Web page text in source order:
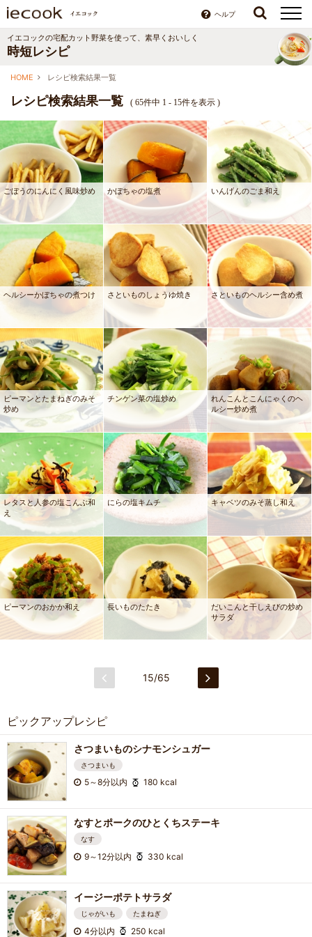
ヘルプ
イエコックの宅配カット野菜を使って、素早くおいしく
時短レシピ
HOME レシピ検索結果一覧
レシピ検索結果一覧 ( 65件中 1 - 15件を表示 )
ごぼうのにんにく風味炒め かぼちゃの塩煮 いんげんのごま和え
ヘルシーかぼちゃの煮つけ さといものしょうゆ焼き さといものヘルシー含め煮
ピーマンとたまねぎのみそ
炒め
チンゲン菜の塩炒め
れんこんとこんにゃくのヘ
ルシー炒め煮
レタスと人参の塩こんぶ和
え
にらの塩キムチ キャベツのみそ蒸し和え
ピーマンのおかか和え 長いものたたき
だいこんと干しえびの炒め
サラダ
15/65
ピックアップレシピ
さつまいものシナモンシュガー
さつまいも
5～8分以内 180 kcal
なすとポークのひとくちステーキ
なす
9～12分以内 330 kcal
イージーポテトサラダ
じゃがいも たまねぎ
4分以内 250 kcal